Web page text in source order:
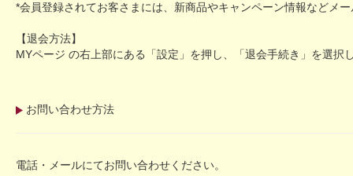
*会員登録されてお客さまには、新商品やキャンペーン情報などメ
【退会方法】
MYページ の右上部にある「設定」を押し、「退会手続き」を選択
お問い合わせ方法
電話・メールにてお問い合わせください。